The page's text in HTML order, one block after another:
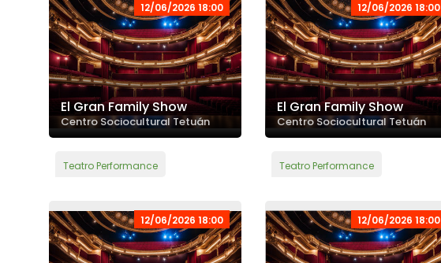
12/06/2026 18:00
El Gran Family Show
Centro Sociocultural Tetuán
Teatro Performance
12/06/2026 18:00
El Gran Family Show
Centro Sociocultural Tetuán
Teatro Performance
12/06/2026 18:00 12/06/2026 18:00